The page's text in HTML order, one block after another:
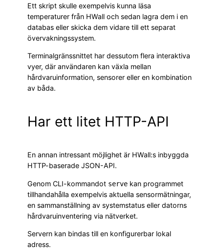
Ett skript skulle exempelvis kunna läsa
temperaturer från HWall och sedan lagra dem i en
databas eller skicka dem vidare till ett separat
övervakningssystem.
Terminalgränssnittet har dessutom flera interaktiva
vyer, där användaren kan växla mellan
hårdvaruinformation, sensorer eller en kombination
av båda.
Har ett litet HTTP-API
En annan intressant möjlighet är HWall:s inbyggda
HTTP-baserade JSON-API.
Genom CLI-kommandot serve kan programmet
tillhandahålla exempelvis aktuella sensormätningar,
en sammanställning av systemstatus eller datorns
hårdvaruinventering via nätverket.
Servern kan bindas till en konfigurerbar lokal
adress.